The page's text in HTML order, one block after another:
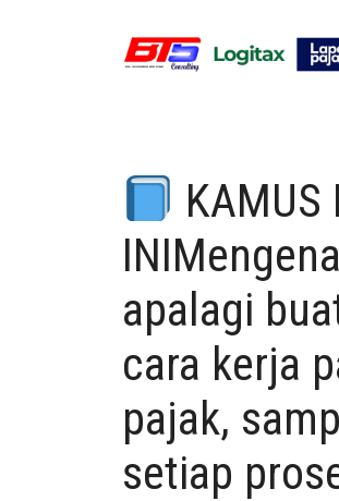
KAMUS
apalagi
cara kerja
pajak,
setiap